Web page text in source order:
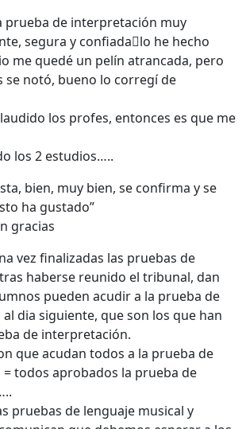
prueba de interpretación muy
segura y confiadalo he hecho
me quedé un pelín atrancada, pero
se notó, bueno lo corregí de
los profes, entonces es que me
los 2 estudios…..
bien, muy bien, se confirma y se
ha gustado”
gracias
vez finalizadas las pruebas de
haberse reunido el tribunal, dan
pueden acudir a la prueba de
dia siguiente, que son los que han
de interpretación.
que acudan todos a la prueba de
= todos aprobados la prueba de
pruebas de lenguaje musical y